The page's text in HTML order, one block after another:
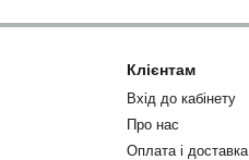
Клієнтам
Вхід до кабінету
Про нас
Оплата і доставка